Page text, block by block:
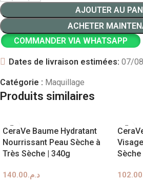
AJOUTER AU
ACHETER
COMMANDER VIA WHATSAPP
Dates de livraison estimées: 07/
Catégorie : Maquillage
Produits similaires
CeraVe Baume Hydratant
Nourrissant Peau Sèche à
Très Sèche | 340g
د.م.140.00
Sèche
102.00